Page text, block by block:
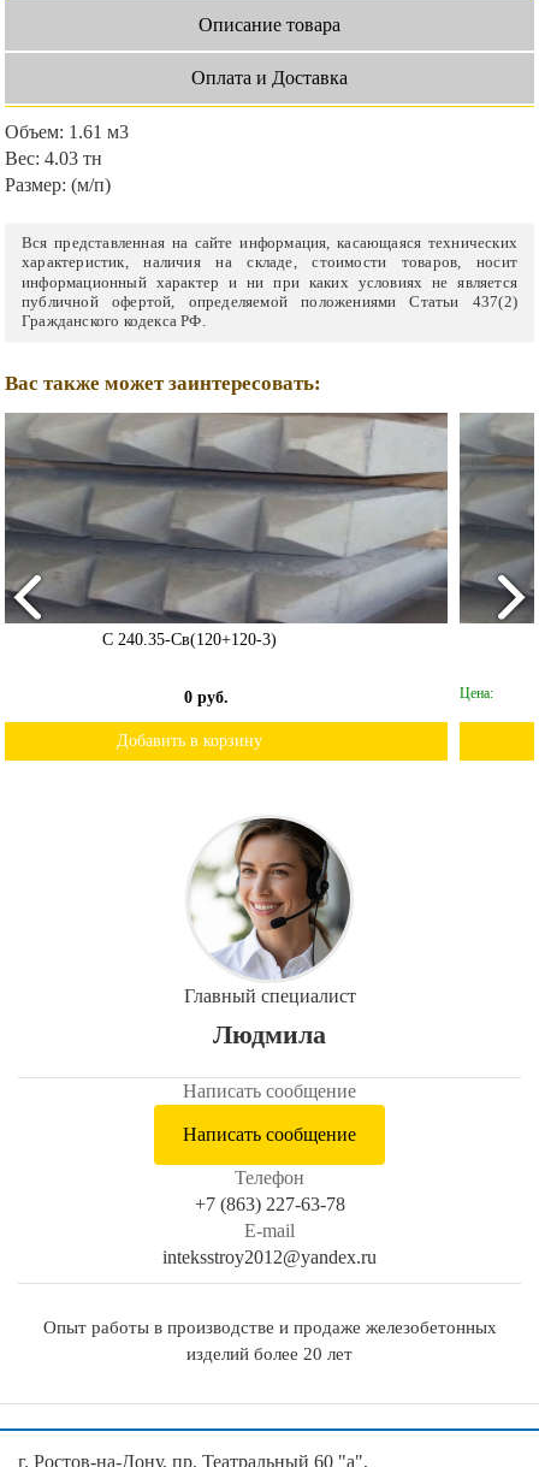
Описание товара
Оплата и Доставка
Объем: 1.61 м3
Вес: 4.03 тн
Размер: (м/п)
Вся представленная на сайте информация, касающаяся технических
характеристик, наличия на складе, стоимости товаров, носит
информационный характер и ни при каких условиях не является
публичной офертой, определяемой положениями Статьи 437(2)
Гражданского кодекса РФ.
Вас также может заинтересовать:
С 100.35-8.1
Добавить в корзину
Главный специалист
Людмила
Написать сообщение
Написать сообщение
Телефон
+7 (863) 227-63-78
E-mail
inteksstroy2012@yandex.ru
Опыт работы в производстве и продаже железобетонных
изделий более 20 лет
г. Ростов-на-Дону, пр. Театральный 60 "а",